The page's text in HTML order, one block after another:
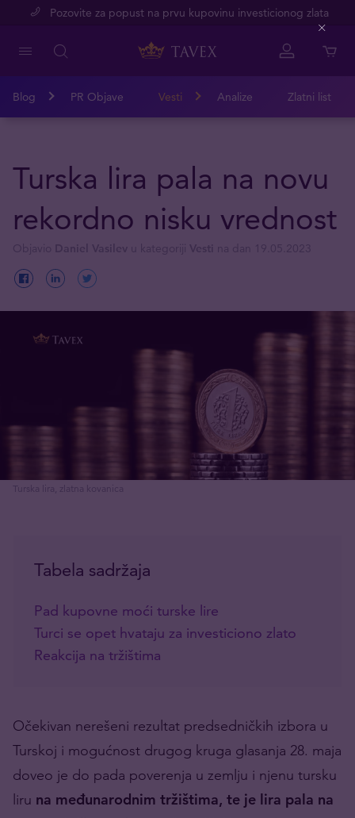
Pozovite za popust na prvu kupovinu investicionog zlata
Blog PR Objave Vesti Analize Zlatni list
Turska lira pala na novu
rekordno nisku vrednost
Turska lira, zlatna kovanica
Tabela sadržaja
Pad kupovne moći turske lire
Turci se opet hvataju za investiciono zlato
Reakcija na tržištima
Očekivan nerešeni rezultat predsedničkih izbora u
Turskoj i mogućnost drugog kruga glasanja 28. maja
doveo je do pada poverenja u zemlju i njenu tursku
liru na međunarodnim tržištima, te je lira pala na
Close